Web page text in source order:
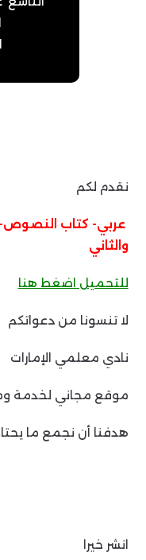
نقدم لكم
عربي- كتاب النصوص-
والثاني
للتحميل اضغط هنا
لا تنسونا من دعواتكم
نادي معلمي الإمارات
موقع مجاني لخدمة
هدفنا أن نجمع ما
انشر خيرا